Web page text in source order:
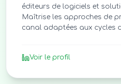
éditeurs de logiciels et
Maîtrise les approches de
canal adaptées aux cycles
Voir le profil